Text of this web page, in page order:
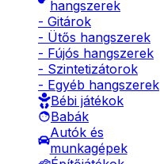
hangszerek
- Gitárok
- Ütős hangszerek
- Fújós hangszerek
- Szintetizátorok
- Egyéb hangszerek
Bébi játékok
Babák
Autók és
munkagépek